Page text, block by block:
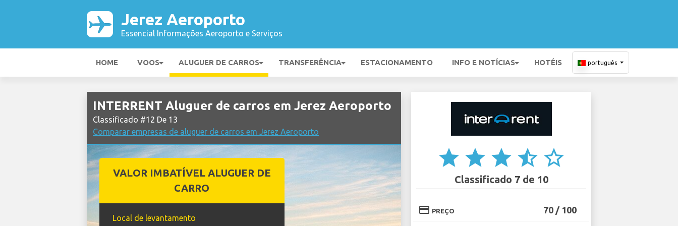
Jerez Aeroporto
Essencial Informações Aeroporto e Serviços
HOME VOOS ALUGUER DE CARROS TRANSFERÊNCIA ESTACIONAMENTO INFO E NOTÍCIAS HOTÉIS português
INTERRENT Aluguer de carros em Jerez Aeroporto
Classificado #12 De 13
Comparar empresas de aluguer de carros em Jerez Aeroporto
VALOR IMBATÍVEL ALUGUER DE
CARRO
Local de levantamento
star star star star_half star_border
Classificado 7 de 10
credit_card PREÇO 70 / 100